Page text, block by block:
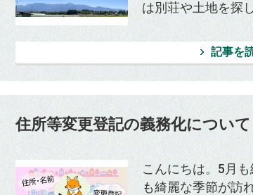
は別荘や土地を探
記事を
住所等変更登記の義務化について
こんにちは。5月
も綺麗な季節が訪